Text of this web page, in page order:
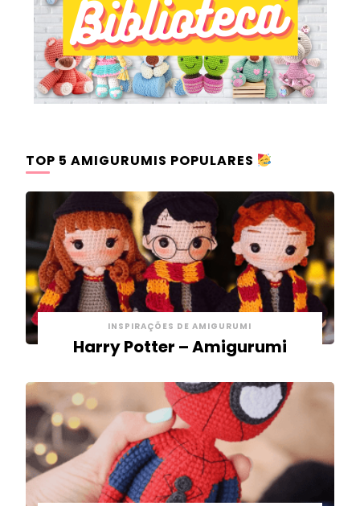
TOP 5 AMIGURUMIS POPULARES
INSPIRAÇÕES DE AMIGURUMI
Harry Potter – Amigurumi